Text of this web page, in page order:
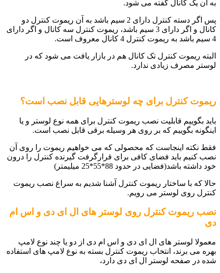
به آن یک کانال گفته می شود.
پس اگر دسته کنترل دارای 2 سیم باشد به آن ریموت کنترل دو
کانال و اگر دارای 3 سیم باشد، ریموت کنترل سه کانال و اگر دارای
4 سیم باشد به ریموت کنترل 4 کانال معروف است.
البته ریموت کنترل تک کانال هم در بازار یافت می شود که در
لوستر مصرف زیادی ندارد.
ریموت کنترل برای چه لوسترهایی قابل نصب است؟
باید بگوییم قابلیت نصب ریموت کنترل برای همه نوع لوستر و یا
اینگونه بگوییم که بر روی هر وسیله برقی قابل نصب است.
فقط نکته اینجاست که محصولی که می خواهیم ریموت را روی آن
نصب کنیم باید فضای کافی برای قرارگرفت گیرنده کنترل را درون
خود داشته باشد(فضایی در حدود 88*55*25 میلیمتر)
حالا که با ساختار ریموت کنترل آشنا شدیم به سراغ نصب ریموت
کنترل روی لوستر می رویم.
نصب ریموت کنترل روی لوستر های ال ای دی و اس ام
دی
معمولا لوستر های ال ای دی و اس ام دی از دو یا چند نوع لامپ
بهره می برند، انتخاب ریموت کنترل بسته به نوع لامپ های استفاده
شده در صفحه لوستر ال ای دی دارد،